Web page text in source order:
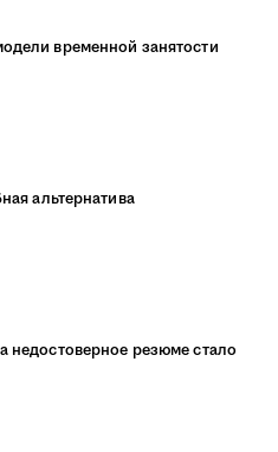
временной занятости
альтернатива
недостоверное резюме стало